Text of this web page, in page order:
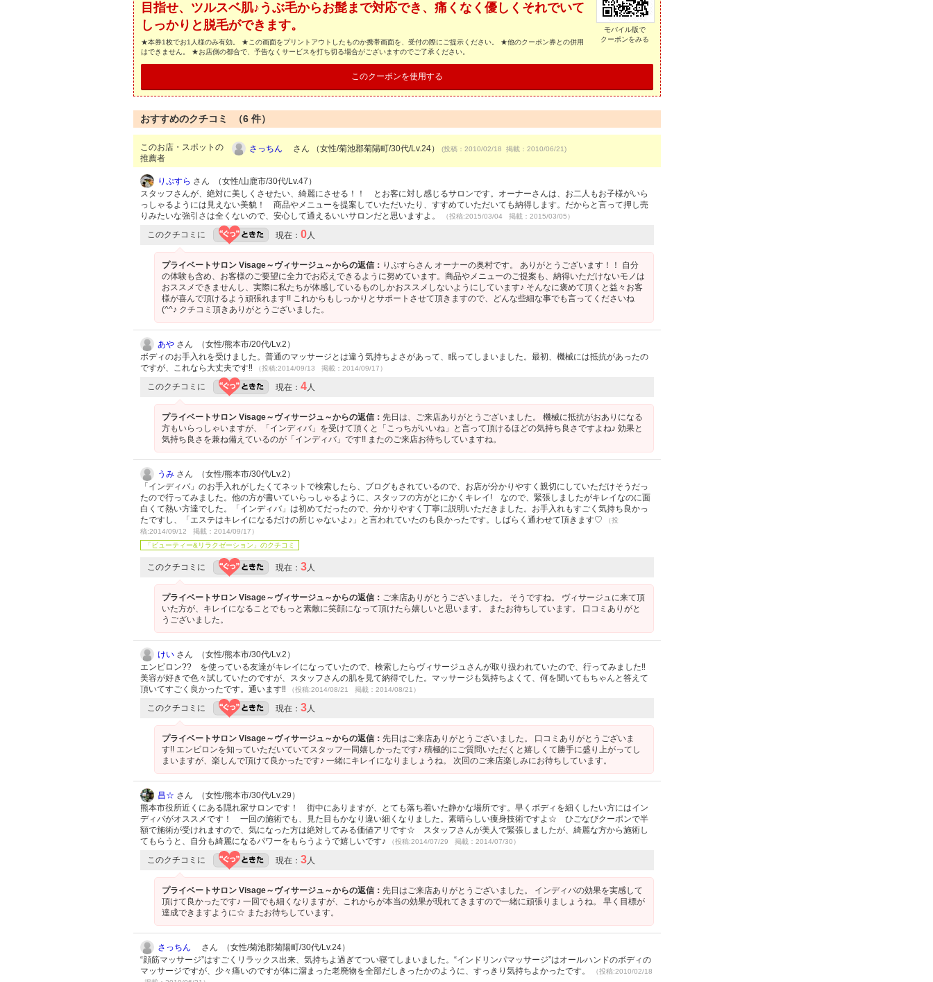
目指せ、ツルスベ肌♪うぶ毛からお髭まで対応でき、痛くなく優しくそれでいて
しっかりと脱毛ができます。
★本券1枚でお1人様のみ有効。 ★この画面をプリントアウトしたものか携帯画面を、受付の際にご提示ください。 ★他のクーポン券との併用
はできません。 ★お店側の都合で、予告なくサービスを打ち切る場合がございますのでご了承ください。
モバイル版で
クーポンをみる
このクーポンを使用する
おすすめのクチコミ （6 件）
このお店・スポットの
推薦者
さっちん さん （女性/菊池郡菊陽町/30代/Lv.24） (投稿：2010/02/18 掲載：2010/06/21)
りぷすら さん （女性/山鹿市/30代/Lv.47）
スタッフさんが、絶対に美しくさせたい、綺麗にさせる！！ とお客に対し感じるサロンです。オーナーさんは、お二人もお子様がいら
っしゃるようには見えない美貌！ 商品やメニューを提案していただいたり、すすめていただいても納得します。だからと言って押し売
りみたいな強引さは全くないので、安心して通えるいいサロンだと思いますよ。
（投稿:2015/03/04 掲載：2015/03/05）
このクチコミに 現在： 0人
プライベートサロン Visage～ヴィサージュ～からの返信： りぷすらさん オーナーの奥村です。 ありがとうございます！！ 自分
の体験も含め、お客様のご要望に全力でお応えできるように努めています。商品やメニューのご提案も、納得いただけないモノは
おススメできませんし、実際に私たちが体感しているものしかおススメしないようにしています♪ そんなに褒めて頂くと益々お客
様が喜んで頂けるよう頑張れます!! これからもしっかりとサポートさせて頂きますので、どんな些細な事でも言ってくださいね
(^^♪ クチコミ頂きありがとうございました。
あや さん （女性/熊本市/20代/Lv.2）
ボディのお手入れを受けました。普通のマッサージとは違う気持ちよさがあって、眠ってしまいました。最初、機械には抵抗があったの
ですが、これなら大丈夫です‼
（投稿:2014/09/13 掲載：2014/09/17）
このクチコミに 現在： 4人
プライベートサロン Visage～ヴィサージュ～からの返信： 先日は、ご来店ありがとうございました。 機械に抵抗がおありになる
方もいらっしゃいますが、「インディバ」を受けて頂くと「こっちがいいね」と言って頂けるほどの気持ち良さですよね♪ 効果と
気持ち良さを兼ね備えているのが「インディバ」です!! またのご来店お待ちしていますね。
うみ さん （女性/熊本市/30代/Lv.2）
「インディバ」のお手入れがしたくてネットで検索したら、ブログもされているので、お店が分かりやすく親切にしていただけそうだっ
たので行ってみました。他の方が書いていらっしゃるように、スタッフの方がとにかくキレイ! なので、緊張しましたがキレイなのに面
白くて熱い方達でした。「インディバ」は初めてだったので、分かりやすく丁寧に説明いただきました。お手入れもすごく気持ち良かっ
たですし、「エステはキレイになるだけの所じゃないよ♪」と言われていたのも良かったです。しばらく通わせて頂きます♡
（投
稿:2014/09/12 掲載：2014/09/17）
「ビューティー&リラクゼーション」のクチコミ
このクチコミに 現在： 3人
プライベートサロン Visage～ヴィサージュ～からの返信： ご来店ありがとうございました。 そうですね。 ヴィサージュに来て頂
いた方が、キレイになることでもっと素敵に笑顔になって頂けたら嬉しいと思います。 またお待ちしています。 口コミありがと
うございました。
けい さん （女性/熊本市/30代/Lv.2）
エンビロン?? を使っている友達がキレイになっていたので、検索したらヴィサージュさんが取り扱われていたので、行ってみました‼
美容が好きで色々試していたのですが、スタッフさんの肌を見て納得でした。マッサージも気持ちよくて、何を聞いてもちゃんと答えて
頂いてすごく良かったです。通います‼
（投稿:2014/08/21 掲載：2014/08/21）
このクチコミに 現在： 3人
プライベートサロン Visage～ヴィサージュ～からの返信： 先日はご来店ありがとうございました。 口コミありがとうございま
す!! エンビロンを知っていただいていてスタッフ一同嬉しかったです♪ 積極的にご質問いただくと嬉しくて勝手に盛り上がってし
まいますが、楽しんで頂けて良かったです♪ 一緒にキレイになりましょうね。 次回のご来店楽しみにお待ちしています。
昌☆ さん （女性/熊本市/30代/Lv.29）
熊本市役所近くにある隠れ家サロンです！ 街中にありますが、とても落ち着いた静かな場所です。早くボディを細くしたい方にはイン
ディバがオススメです！ 一回の施術でも、見た目もかなり違い細くなりました。素晴らしい痩身技術ですよ☆ ひごなびクーポンで半
額で施術が受けれますので、気になった方は絶対してみる価値アリです☆ スタッフさんが美人で緊張しましたが、綺麗な方から施術し
てもらうと、自分も綺麗になるパワーをもらうようで嬉しいです♪
（投稿:2014/07/29 掲載：2014/07/30）
このクチコミに 現在： 3人
プライベートサロン Visage～ヴィサージュ～からの返信： 先日はご来店ありがとうございました。 インディバの効果を実感して
頂けて良かったです♪ 一回でも細くなりますが、これからが本当の効果が現れてきますので一緒に頑張りましょうね。 早く目標が
達成できますように☆ またお待ちしています。
さっちん
さん （女性/菊池郡菊陽町/30代/Lv.24）
“顔筋マッサージ”はすごくリラックス出来、気持ちよ過ぎてつい寝てしまいました。“インドリンパマッサージ”はオールハンドのボディの
マッサージですが、少々痛いのですが体に溜まった老廃物を全部だしきったかのように、すっきり気持ちよかったです。
（投稿:2010/02/18